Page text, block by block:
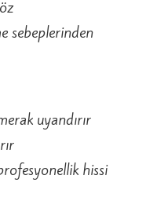
sebeplerinden
uyandırır
hissi